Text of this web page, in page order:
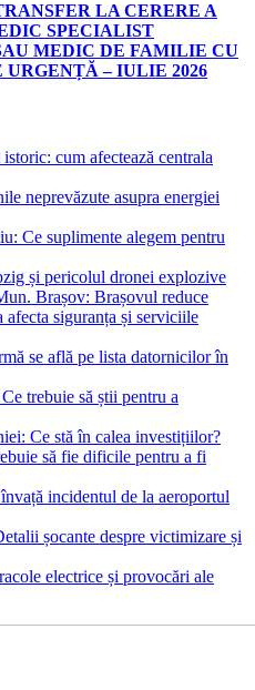
LA CERERE A
SPECIALIST
MEDIC DE FAMILIE CU
– IULIE 2026
cum afectează centrala
neprevăzute asupra energiei
Ce suplimente alegem pentru
și pericolul dronei explozive
Brașov: Brașovul reduce
afecta siguranța și serviciile
se află pe lista datornicilor în
trebuie să știi pentru a
Ce stă în calea investițiilor?
să fie dificile pentru a fi
incidentul de la aeroportul
șocante despre victimizare și
electrice și provocări ale